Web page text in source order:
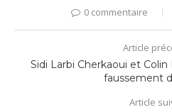
0 commentaire
Article
Sidi Larbi Cherkaoui et Colin
faussement
Article